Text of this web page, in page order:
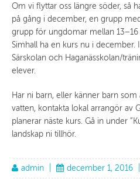
Om vi flyttar oss längre söder, så
på gång i december, en grupp
grupp för ungdomar mellan 13–16
Simhall ha en kurs nu i december.
Särskolan och Haganässkolan/
elever.
Har ni barn, eller känner barn
vatten, kontakta lokal arrangör av
planerar näste kurs. Gå in under
landskap ni tillhör.
admin december 1, 2016